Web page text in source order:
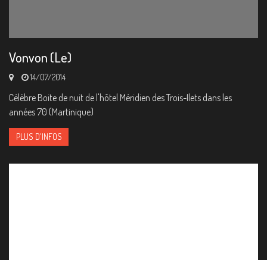
Vonvon (Le)
14/07/2014
Célèbre Boite de nuit de l'hôtel Méridien des Trois-Ilets dans les
années 70 (Martinique)
PLUS D'INFOS